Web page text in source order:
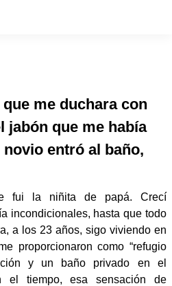
me duchara con
jabón que me había
entró al baño,
fui la niñita de papá. Crecí
incondicionales, hasta que todo
a los 23 años, sigo viviendo en
proporcionaron como “refugio
y un baño privado en el
el tiempo, esa sensación de